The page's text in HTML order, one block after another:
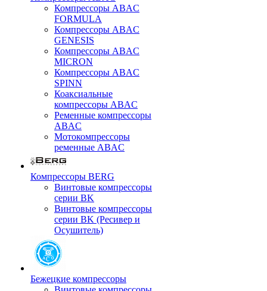
Компрессоры ABAC
FORMULA
Компрессоры ABAC
GENESIS
Компрессоры ABAC
MICRON
Компрессоры ABAC
SPINN
Коаксиальные
компрессоры ABAC
Ременные компрессоры
ABAC
Мотокомпрессоры
ременные ABAC
Компрессоры BERG
Винтовые компрессоры
серии BK
Винтовые компрессоры
серии BK (Ресивер и
Осушитель)
Бежецкие компрессоры